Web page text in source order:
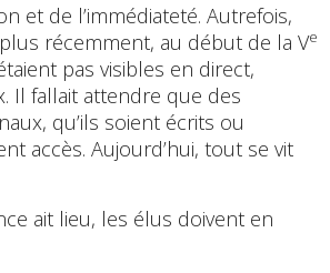
et de l’immédiateté. Autrefois,
récemment, au début de la Ve
pas visibles en direct,
Il fallait attendre que des
qu’ils soient écrits ou
accès. Aujourd’hui, tout se vit
ait lieu, les élus doivent en